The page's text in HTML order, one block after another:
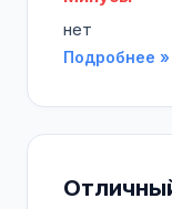
нет
Подробнее »